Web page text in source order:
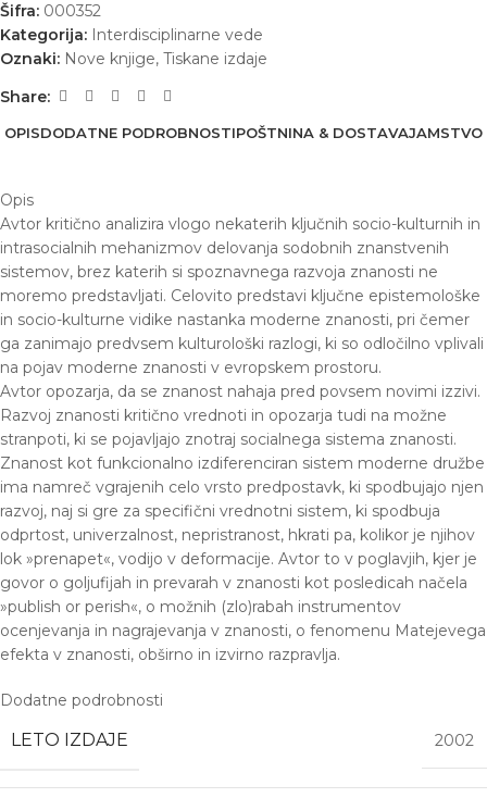
Šifra: 000352
Kategorija: Interdisciplinarne vede
Oznaki: Nove knjige, Tiskane izdaje
Share:
OPISDODATNE PODROBNOSTIPOŠTNINA & DOSTAVAJAMSTVO
Opis
Avtor kritično analizira vlogo nekaterih ključnih socio-kulturnih in
intrasocialnih mehanizmov delovanja sodobnih znanstvenih
sistemov, brez katerih si spoznavnega razvoja znanosti ne
moremo predstavljati. Celovito predstavi ključne epistemološke
in socio-kulturne vidike nastanka moderne znanosti, pri čemer
ga zanimajo predvsem kulturološki razlogi, ki so odločilno vplivali
na pojav moderne znanosti v evropskem prostoru.
Avtor opozarja, da se znanost nahaja pred povsem novimi izzivi.
Razvoj znanosti kritično vrednoti in opozarja tudi na možne
stranpoti, ki se pojavljajo znotraj socialnega sistema znanosti.
Znanost kot funkcionalno izdiferenciran sistem moderne družbe
ima namreč vgrajenih celo vrsto predpostavk, ki spodbujajo njen
razvoj, naj si gre za specifični vrednotni sistem, ki spodbuja
odprtost, univerzalnost, nepristranost, hkrati pa, kolikor je njihov
lok »prenapet«, vodijo v deformacije. Avtor to v poglavjih, kjer je
govor o goljufijah in prevarah v znanosti kot posledicah načela
»publish or perish«, o možnih (zlo)rabah instrumentov
ocenjevanja in nagrajevanja v znanosti, o fenomenu Matejevega
efekta v znanosti, obširno in izvirno razpravlja.
Dodatne podrobnosti
LETO IZDAJE 2002